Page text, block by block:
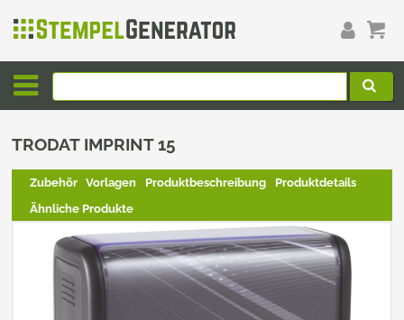
TRODAT IMPRINT 15
Zubehör Vorlagen Produktbeschreibung
Produktdetails
Ähnliche Produkte